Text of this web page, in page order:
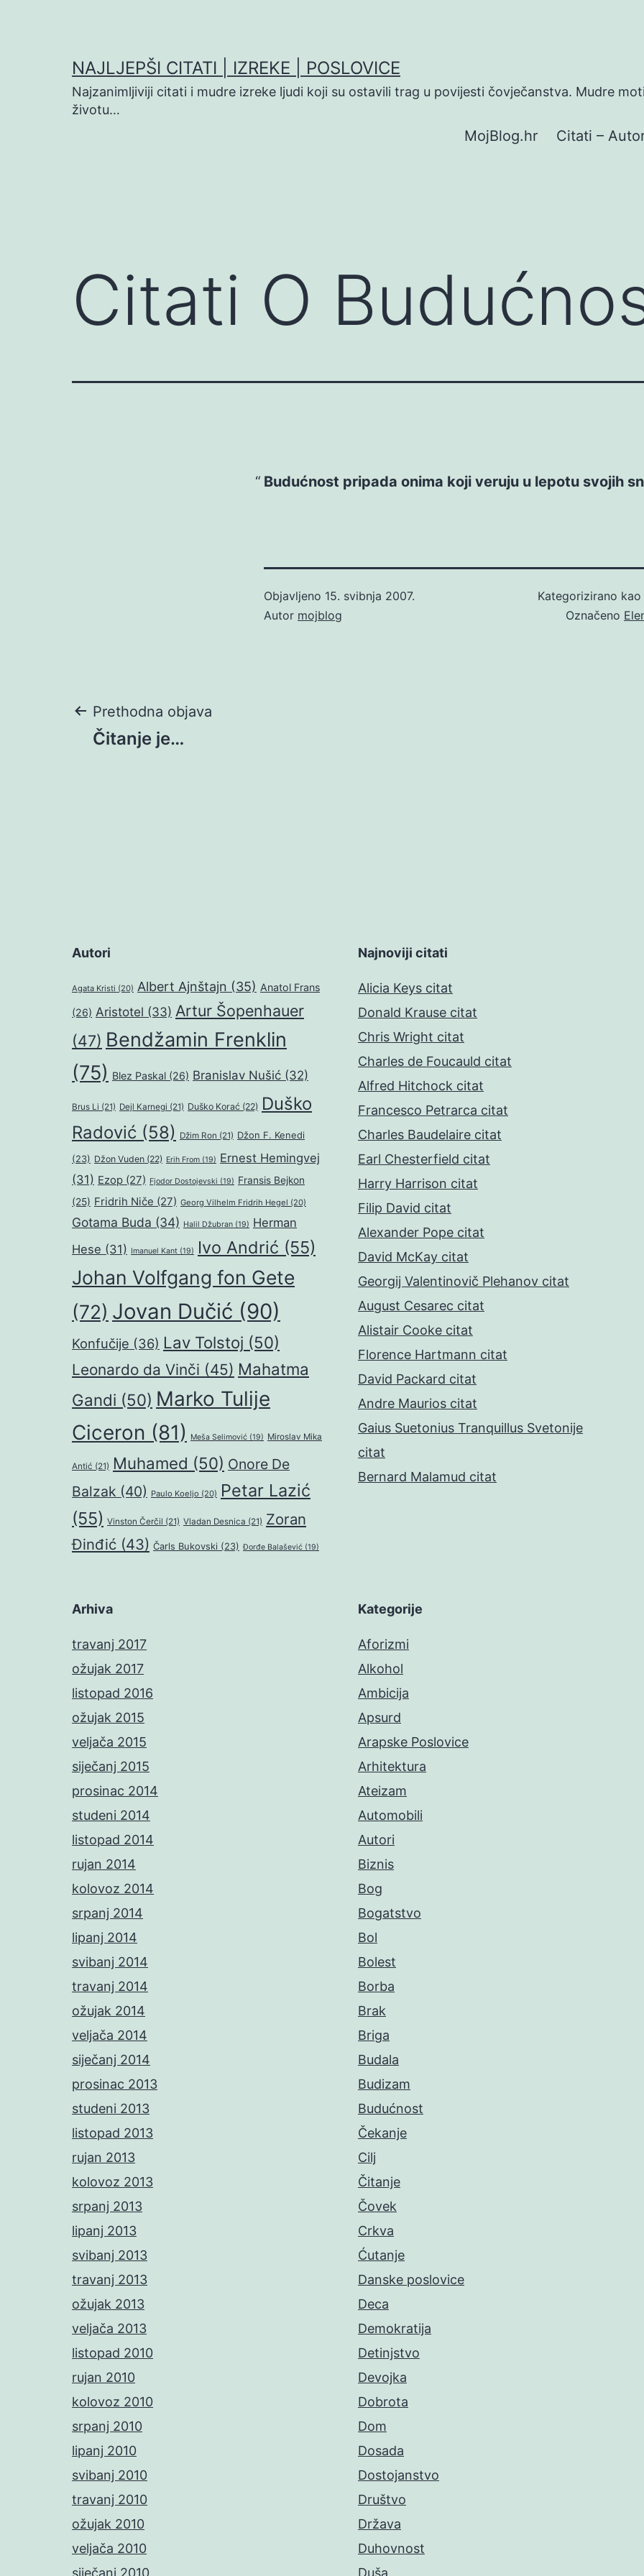
NAJLJEPŠI CITATI | IZREKE | POSLOVICE
Najzanimljiviji citati i mudre izreke ljudi koji su ostavili trag u povijesti čovječanstva. Mudre
životu…
MojBlog.hr Citati –
Citati O
Budućnost pripada onima koji veruju u lepotu svojih
Objavljeno 15. svibnja 2007.
Autor mojblog
Kategorizirano kao
Označeno
Navigacija
Prethodna objava
Čitanje je…
Autori
Agata Kristi (20) Albert Ajnštajn (35) Anatol Frans
(26) Aristotel (33) Artur Šopenhauer
(47) Bendžamin Frenklin
(75) Blez Paskal (26) Branislav Nušić (32)
Brus Li (21) Dejl Karnegi (21) Duško Korać (22) Duško
Radović (58) Džim Ron (21) Džon F. Kenedi
(23) Džon Vuden (22) Erih From (19) Ernest Hemingvej
(31) Ezop (27) Fjodor Dostojevski (19) Fransis Bejkon
(25) Fridrih Niče (27) Georg Vilhelm Fridrih Hegel (20)
Gotama Buda (34) Halil Džubran (19) Herman
Hese (31) Imanuel Kant (19) Ivo Andrić (55)
Johan Volfgang fon Gete
(72) Jovan Dučić (90)
Konfučije (36) Lav Tolstoj (50)
Leonardo da Vinči (45) Mahatma
Gandi (50) Marko Tulije
Ciceron (81) Meša Selimović (19) Miroslav Mika
Antić (21) Muhamed (50) Onore De
Balzak (40) Paulo Koeljo (20) Petar Lazić
(55) Vinston Čerčil (21) Vladan Desnica (21) Zoran
Đinđić (43) Čarls Bukovski (23) Đorđe Balašević (19)
Najnoviji citati
Alicia Keys citat
Donald Krause citat
Chris Wright citat
Charles de Foucauld citat
Alfred Hitchock citat
Francesco Petrarca citat
Charles Baudelaire citat
Earl Chesterfield citat
Harry Harrison citat
Filip David citat
Alexander Pope citat
David McKay citat
Georgij Valentinovič Plehanov citat
August Cesarec citat
Alistair Cooke citat
Florence Hartmann citat
David Packard citat
Andre Maurios citat
Gaius Suetonius Tranquillus Svetonije
citat
Bernard Malamud citat
Arhiva
travanj 2017
ožujak 2017
listopad 2016
ožujak 2015
veljača 2015
siječanj 2015
prosinac 2014
studeni 2014
listopad 2014
rujan 2014
kolovoz 2014
srpanj 2014
lipanj 2014
svibanj 2014
travanj 2014
ožujak 2014
veljača 2014
siječanj 2014
prosinac 2013
studeni 2013
listopad 2013
rujan 2013
kolovoz 2013
srpanj 2013
lipanj 2013
svibanj 2013
travanj 2013
ožujak 2013
veljača 2013
listopad 2010
rujan 2010
kolovoz 2010
srpanj 2010
lipanj 2010
svibanj 2010
travanj 2010
ožujak 2010
veljača 2010
siječanj 2010
Kategorije
Aforizmi
Alkohol
Ambicija
Apsurd
Arapske Poslovice
Arhitektura
Ateizam
Automobili
Autori
Biznis
Bog
Bogatstvo
Bol
Bolest
Borba
Brak
Briga
Budala
Budizam
Budućnost
Čekanje
Cilj
Čitanje
Čovek
Crkva
Ćutanje
Danske poslovice
Deca
Demokratija
Detinjstvo
Devojka
Dobrota
Dom
Dosada
Dostojanstvo
Društvo
Država
Duhovnost
Duša